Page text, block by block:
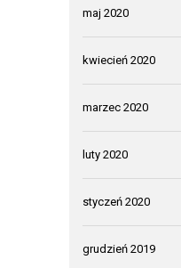
maj 2020
kwiecień 2020
marzec 2020
luty 2020
styczeń 2020
grudzień 2019